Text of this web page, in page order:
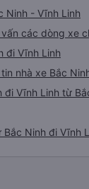
Ninh - Vĩnh Linh
các dòng xe
đi Vĩnh Linh
nhà xe Bắc
Vĩnh Linh từ
Ninh đi Vĩnh